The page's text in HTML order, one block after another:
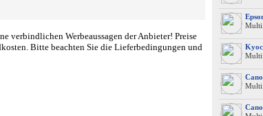
verbindlichen Werbeaussagen der Anbieter! Preise
Bitte beachten Sie die Lieferbedingungen und